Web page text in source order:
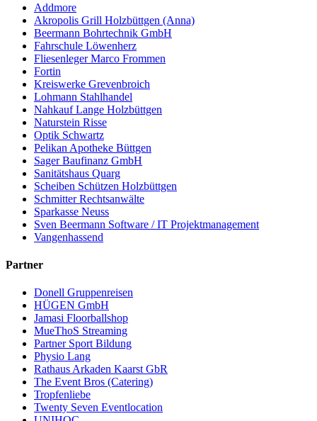
Addmore
Akropolis Grill Holzbüttgen (Anna)
Beermann Bohrtechnik GmbH
Fahrschule Löwenherz
Fliesenleger Marco Frommen
Fortin
Kreiswerke Grevenbroich
Lohmann Stahlhandel
Nahkauf Lange Holzbüttgen
Naturstein Risse
Optik Schwartz
Pelikan Apotheke Büttgen
Sager Baufinanz GmbH
Sanitätshaus Quarg
Scheiben Schützen Holzbüttgen
Schmitter Rechtsanwälte
Sparkasse Neuss
Sven Beermann Software / IT Projektmanagement
Vangenhassend
Partner
Donell Gruppenreisen
HÜGEN GmbH
Jamasi Floorballshop
MueThoS Streaming
Partner Sport Bildung
Physio Lang
Rathaus Arkaden Kaarst GbR
The Event Bros (Catering)
Tropfenliebe
Twenty Seven Eventlocation